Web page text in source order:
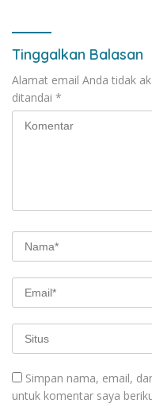
Tinggalkan Balasan
Alamat email Anda tidak
ditandai *
Simpan nama, email,
untuk komentar saya